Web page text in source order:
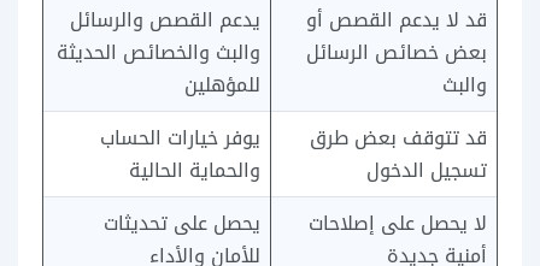
قد لا يدعم القصص أو
بعض خصائص الرسائل
والبث
يدعم القصص والرسائل
والبث والخصائص الحديثة
للمؤهلين
قد تتوقف بعض طرق
تسجيل الدخول
يوفر خيارات الحساب
والحماية الحالية
لا يحصل على إصلاحات
أمنية جديدة
يحصل على تحديثات
للأمان والأداء